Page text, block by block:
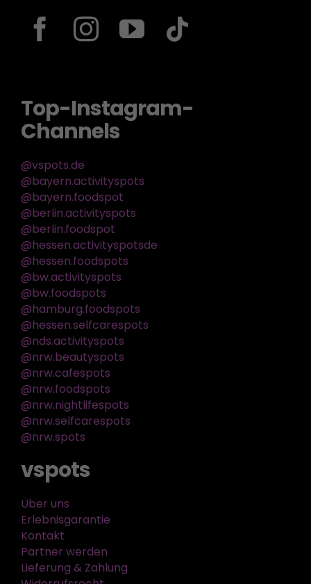
Top-Instagram-
Channels
@vspots.de
@bayern.activityspots
@bayern.foodspot
@berlin.activityspots
@berlin.foodspot
@hessen.activityspotsde
@hessen.foodspots
@bw.activityspots
@bw.foodspots
@hamburg.foodspots
@hessen.selfcarespots
@nds.activityspots
@nrw.beautyspots
@nrw.cafespots
@nrw.foodspots
@nrw.nightlifespots
@nrw.selfcarespots
@nrw.spots
vspots
Über uns
Erlebnisgarantie
Kontakt
Partner werden
Lieferung & Zahlung